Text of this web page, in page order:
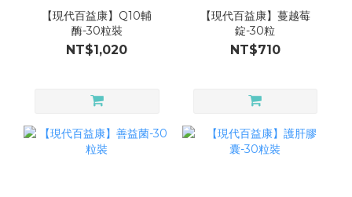
【現代百益康】Q10輔
酶-30粒裝
NT$1,020
【現代百益康】蔓越莓
錠-30粒
NT$710